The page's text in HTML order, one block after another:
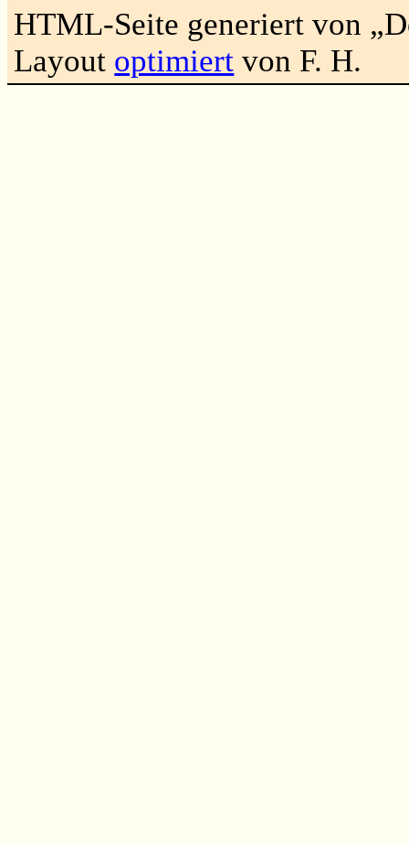
HTML-Seite generiert von
Layout optimiert von F. H.